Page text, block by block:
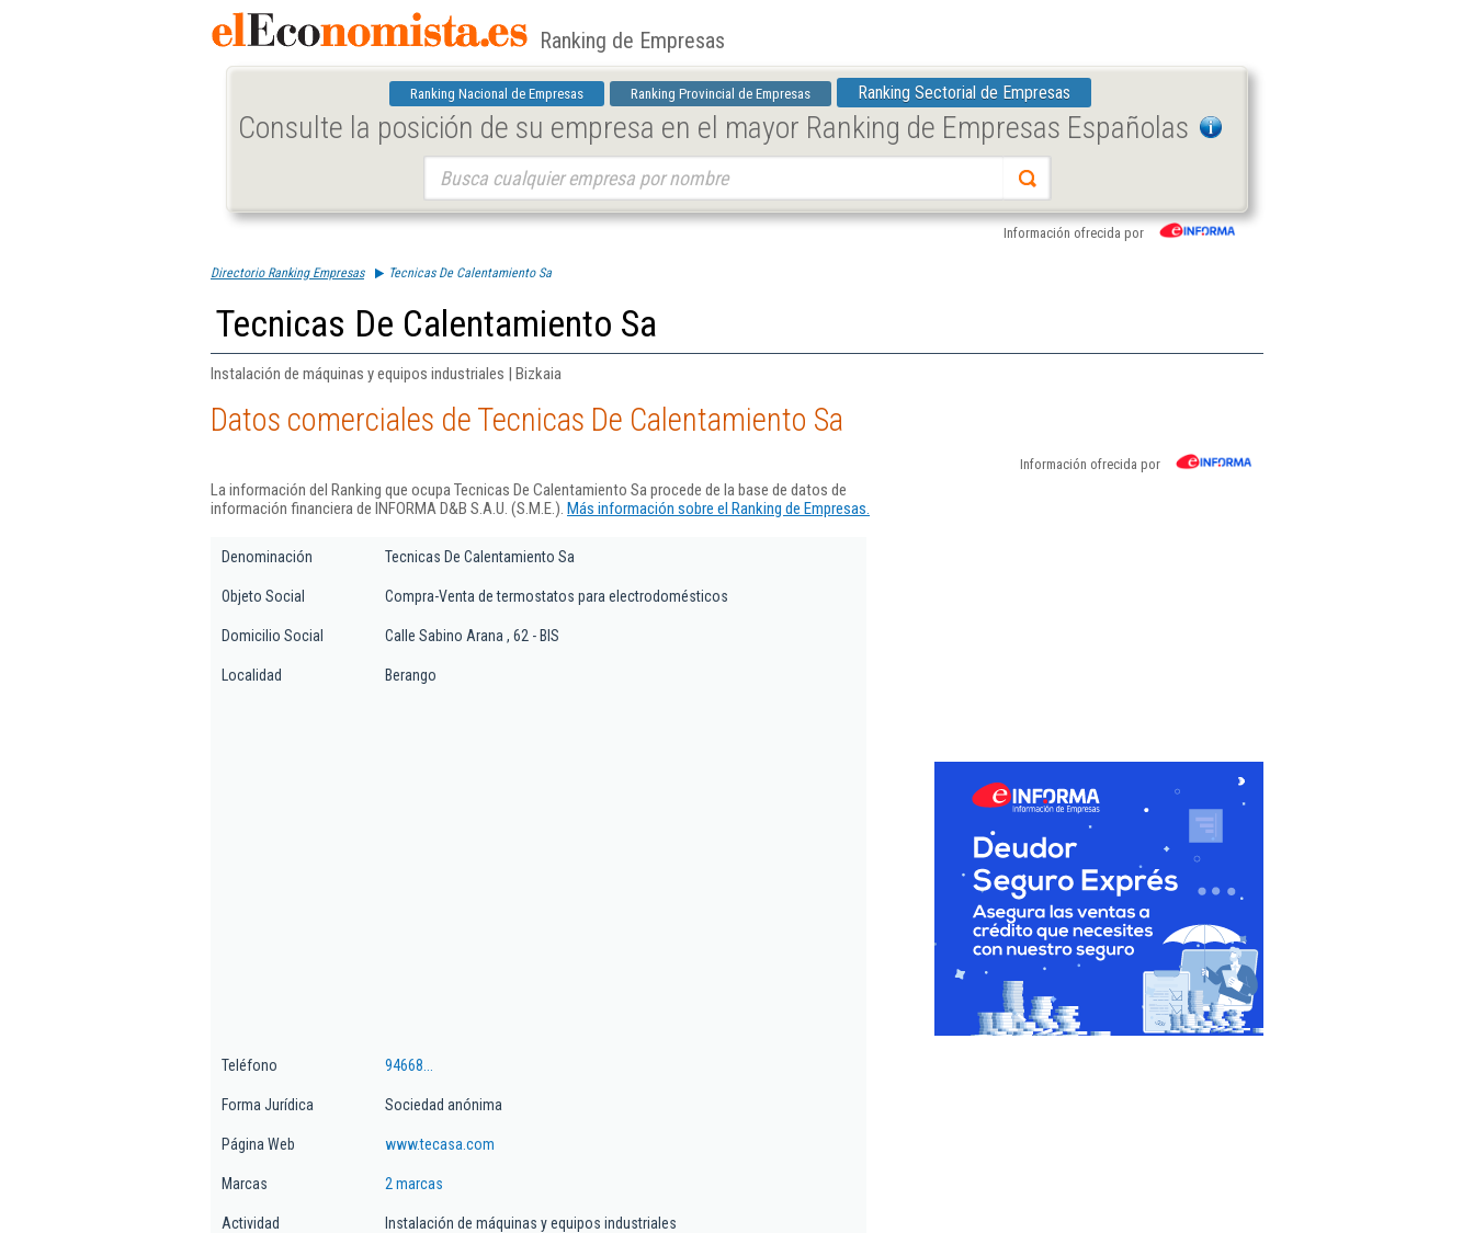
Ranking de Empresas
Ranking Nacional de Empresas Ranking Provincial de Empresas Ranking Sectorial de Empresas
Consulte la posición de su empresa en el mayor Ranking de Empresas Españolas
Información ofrecida por
Directorio Ranking Empresas Tecnicas De Calentamiento Sa
Tecnicas De Calentamiento Sa
Instalación de máquinas y equipos industriales | Bizkaia
Datos comerciales de Tecnicas De Calentamiento Sa
Información ofrecida por
La información del Ranking que ocupa Tecnicas De Calentamiento Sa procede de la base de datos de
información financiera de INFORMA D&B S.A.U. (S.M.E.). Más información sobre el Ranking de Empresas.
Denominación Tecnicas De Calentamiento Sa
Objeto Social Compra-Venta de termostatos para electrodomésticos
Domicilio Social Calle Sabino Arana , 62 - BIS
Localidad Berango
Teléfono 94668...
Forma Jurídica Sociedad anónima
Página Web www.tecasa.com
Marcas 2 marcas
Actividad Instalación de máquinas y equipos industriales